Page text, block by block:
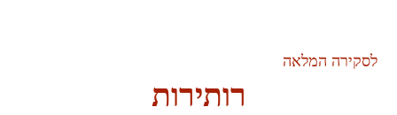
לסקירה המלאה
רותירות